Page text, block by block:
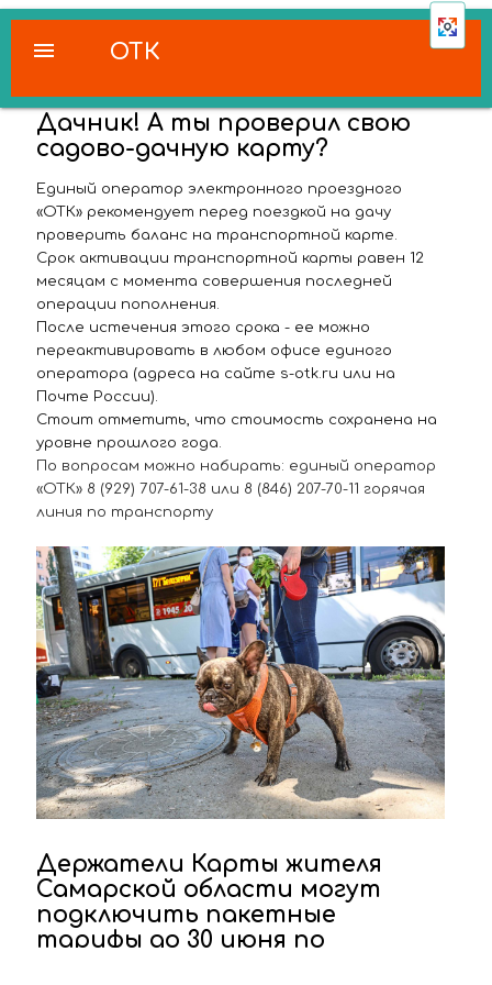
ОТК
menu
Дачник! А ты проверил свою
садово-дачную карту?
Единый оператор электронного проездного
«ОТК» рекомендует перед поездкой на дачу
проверить баланс на транспортной карте.
Срок активации транспортной карты равен 12
месяцам с момента совершения последней
операции пополнения.
После истечения этого срока - ее можно
переактивировать в любом офисе единого
оператора (адреса на сайте s-otk.ru или на
Почте России).
Стоит отметить, что стоимость сохранена на
уровне прошлого года.
По вопросам можно набирать: единый оператор
«ОТК» 8 (929) 707-61-38 или 8 (846) 207-70-11 горячая
линия по транспорту
Держатели Карты жителя
Самарской области могут
подключить пакетные
тарифы до 30 июня по